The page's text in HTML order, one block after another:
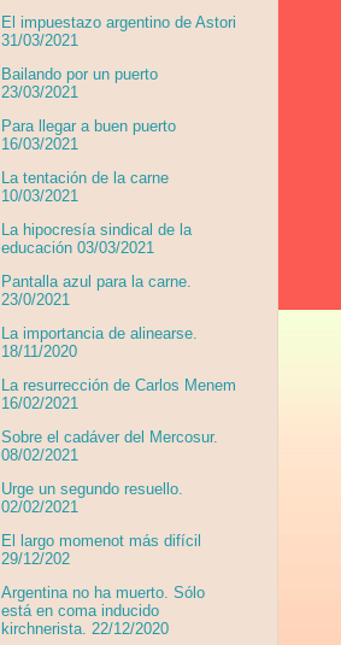
El impuestazo argentino de Astori
31/03/2021
Bailando por un puerto
23/03/2021
Para llegar a buen puerto
16/03/2021
La tentación de la carne
10/03/2021
La hipocresía sindical de la
educación 03/03/2021
Pantalla azul para la carne.
23/0/2021
La importancia de alinearse.
18/11/2020
La resurrección de Carlos Menem
16/02/2021
Sobre el cadáver del Mercosur.
08/02/2021
Urge un segundo resuello.
02/02/2021
El largo momenot más difícil
29/12/202
Argentina no ha muerto. Sólo
está en coma inducido
kirchnerista. 22/12/2020